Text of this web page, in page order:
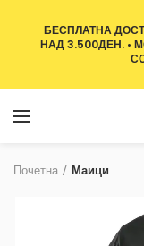
Почетна Маици
БЕСПЛАТНА
НАД 3.500ДЕН. •